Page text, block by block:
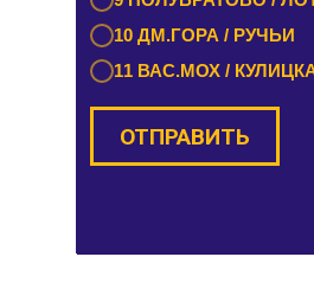
10 ДМ.ГОРА / РУЧЬИ
11 ВАС.МОХ /
ОТПРАВИТЬ